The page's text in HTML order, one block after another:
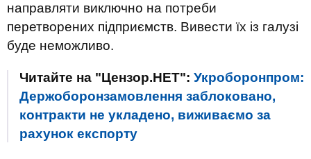
направляти виключно на потреби
перетворених підприємств. Вивести їх із галузі
буде неможливо.
Читайте на "Цензор.НЕТ": Укроборонпром:
Держоборонзамовлення заблоковано,
контракти не укладено, виживаємо за
рахунок експорту